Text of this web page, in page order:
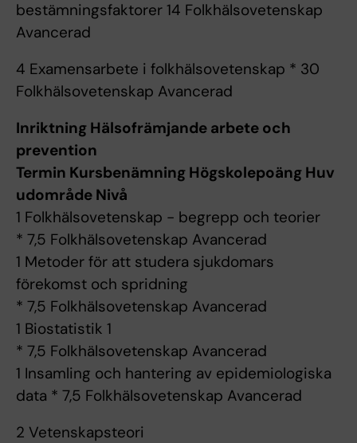
bestämningsfaktorer 14 Folkhälsovetenskap
Avancerad
4 Examensarbete i folkhälsovetenskap * 30
Folkhälsovetenskap Avancerad
Inriktning Hälsofrämjande arbete och
prevention
Termin Kursbenämning Högskolepoäng Huv
udområde Nivå
1 Folkhälsovetenskap - begrepp och teorier
* 7,5 Folkhälsovetenskap Avancerad
1 Metoder för att studera sjukdomars
förekomst och spridning
* 7,5 Folkhälsovetenskap Avancerad
1 Biostatistik 1
* 7,5 Folkhälsovetenskap Avancerad
1 Insamling och hantering av epidemiologiska
data * 7,5 Folkhälsovetenskap Avancerad
2 Vetenskapsteori